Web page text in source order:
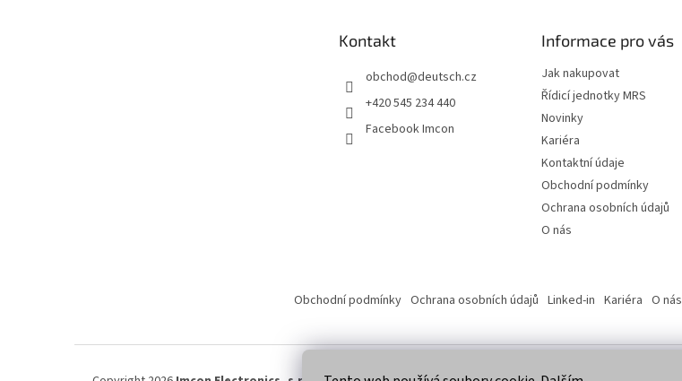
Kontakt
obchod@deutsch.cz
+420 545 234 440
Facebook Imcon
Informace pro vás
Jak nakupovat
Řídicí jednotky MRS
Novinky
Kariéra
Kontaktní údaje
Obchodní podmínky
Ochrana osobních údajů
O nás
Obchodní podmínky Ochrana osobních údajů Linked-in Kariéra O nás